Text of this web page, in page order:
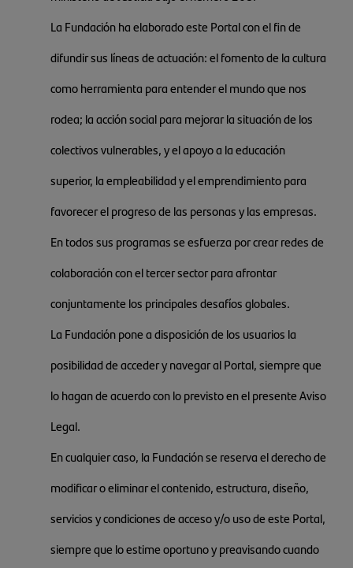
La Fundación ha elaborado este Portal con el fin de
difundir sus líneas de actuación: el fomento de la cultura
como herramienta para entender el mundo que nos
rodea; la acción social para mejorar la situación de los
colectivos vulnerables, y el apoyo a la educación
superior, la empleabilidad y el emprendimiento para
favorecer el progreso de las personas y las empresas.
En todos sus programas se esfuerza por crear redes de
colaboración con el tercer sector para afrontar
conjuntamente los principales desafíos globales.
La Fundación pone a disposición de los usuarios la
posibilidad de acceder y navegar al Portal, siempre que
lo hagan de acuerdo con lo previsto en el presente Aviso
Legal.
En cualquier caso, la Fundación se reserva el derecho de
modificar o eliminar el contenido, estructura, diseño,
servicios y condiciones de acceso y/o uso de este Portal,
siempre que lo estime oportuno y preavisando cuando